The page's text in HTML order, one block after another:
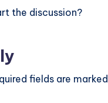
the discussion?
fields are marked